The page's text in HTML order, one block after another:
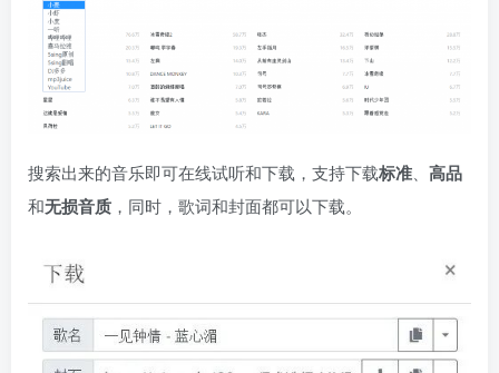
搜索出来的音乐即可在线试听和下载，支持下载标准 高品
和无损音质 ，同时，歌词和封面都可以下载。